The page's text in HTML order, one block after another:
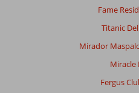
Fame
Titanic
Mirador
Miracle
Fergus